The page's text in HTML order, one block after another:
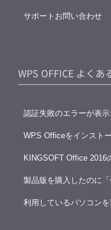
サポートお問い合わせ
WPS OFFICE よくあ
認証失敗のエラーが表
WPS Officeをインスト
KINGSOFT Office 2016
製品版を購入したのに
利用しているパソコン